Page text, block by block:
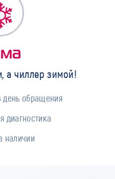
а чиллер зимой!
день обращения
диагностика
наличии